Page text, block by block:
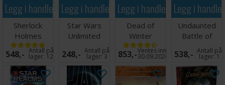
Legg i handlekurven
Sherlock
Holmes
Thames
Murders/Other
Cas
548,- Antall på
lager: 12
Legg i handlekurven
Star Wars
Unlimited
Intro Battle
Hoth
248,- Antall på
lager:3
Legg i handlekurven
Dead of
Winter
Brettspill
853,-Ventes inn
30.09.2026
Legg i
Undaunted
Battle of
Britain
Brettspill
538,- Antall på
lager:1